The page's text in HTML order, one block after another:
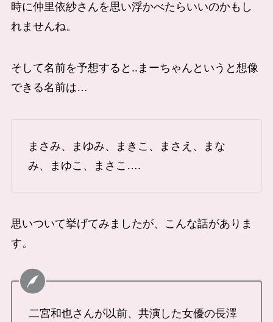
時に仲里依紗さんを思い浮かべたらいいのかもし
れませんね。
そして名前を予想すると..まーちゃんというと想像
できる名前は…
まさみ、まゆみ、まきこ、まさえ、まな
み、まゆこ、まさこ….
思いついて挙げてみましたが、こんな話がありま
す。
二宮和也さんが以前、共演した女優の長澤